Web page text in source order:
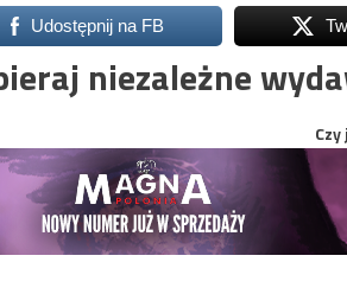
Udostępnij na FB
niezależne